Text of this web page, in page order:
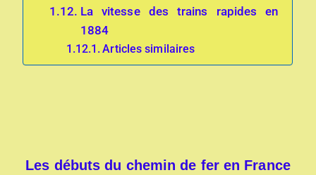
La vitesse des trains rapides en
1884
Articles similaires
Les débuts du chemin de fer en France